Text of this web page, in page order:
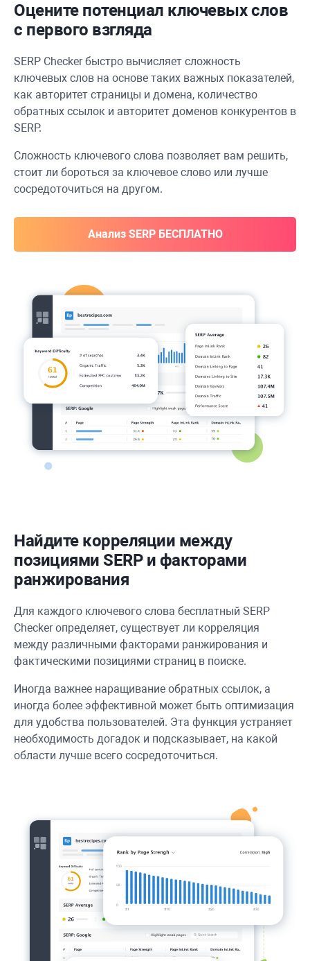
Оцените потенциал ключевых слов
с первого взгляда
SERP Checker быстро вычисляет сложность
ключевых слов на основе таких важных показателей,
как авторитет страницы и домена, количество
обратных ссылок и авторитет доменов конкурентов в
SERP.
Сложность ключевого слова позволяет вам решить,
стоит ли бороться за ключевое слово или лучше
сосредоточиться на другом.
Анализ SERP БЕСПЛАТНО
Найдите корреляции между
позициями SERP и факторами
ранжирования
Для каждого ключевого слова бесплатный SERP
Checker определяет, существует ли корреляция
между различными факторами ранжирования и
фактическими позициями страниц в поиске.
Иногда важнее наращивание обратных ссылок, а
иногда более эффективной может быть оптимизация
для удобства пользователей. Эта функция устраняет
необходимость догадок и подсказывает, на какой
области лучше всего сосредоточиться.